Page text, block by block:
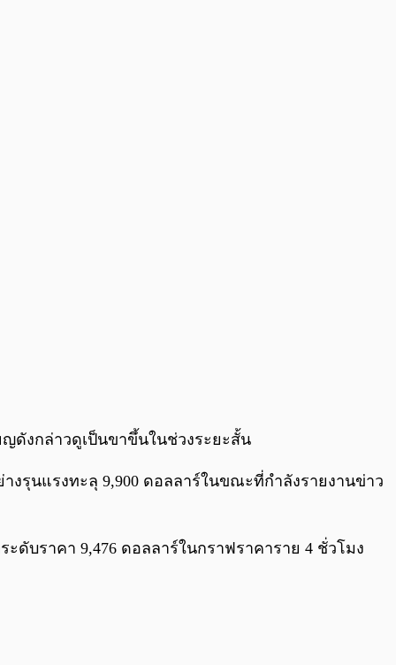
ดังกล่าวดูเป็นขาขึ้นในช่วงระยะสั้น
งรุนแรงทะลุ 9,900 ดอลลาร์ในขณะที่กำลังรายงานข่าว
ดับราคา 9,476 ดอลลาร์ในกราฟราคาราย 4 ชั่วโมง